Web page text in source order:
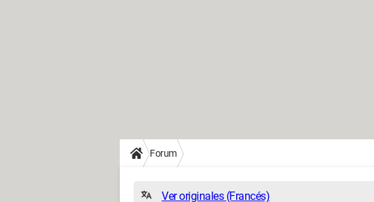
Forum
Ver originales (Francés)